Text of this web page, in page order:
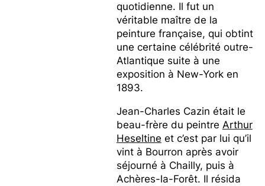
quotidienne. Il fut un
véritable maître de la
peinture française, qui obtint
une certaine célébrité outre-
Atlantique suite à une
exposition à New-York en
1893.
Jean-Charles Cazin était le
beau-frère du peintre Arthur
Heseltine et c’est par lui qu’il
vint à Bourron après avoir
séjourné à Chailly, puis à
Achères-la-Forêt. Il résida